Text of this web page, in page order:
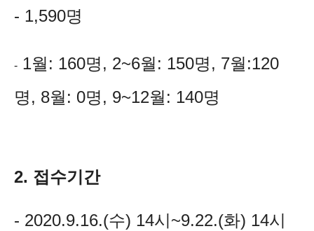
- 1,590명
- 1월: 160명, 2~6월: 150명, 7월:120
명, 8월: 0명, 9~12월: 140명
2. 접수기간
- 2020.9.16.(수) 14시~9.22.(화) 14시